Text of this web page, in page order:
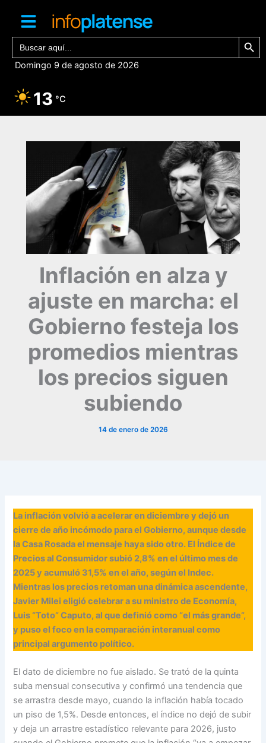
contenido
Buscar: Botón de
Domingo 9 de agosto de 2026
13 °C
Inflación en alza y
ajuste en marcha: el
Gobierno festeja los
promedios mientras
los precios siguen
subiendo
14 de enero de 2026
La inflación volvió a acelerar en diciembre y dejó un
cierre de año incómodo para el Gobierno, aunque desde
la Casa Rosada el mensaje haya sido otro. El Índice de
Precios al Consumidor subió 2,8% en el último mes de
2025 y acumuló 31,5% en el año, según el Indec.
Mientras los precios retoman una dinámica ascendente,
Javier Milei eligió celebrar a su ministro de Economía,
Luis “Toto” Caputo, al que definió como “el más grande”,
y puso el foco en la comparación interanual como
principal argumento político.
El dato de diciembre no fue aislado. Se trató de la quinta
suba mensual consecutiva y confirmó una tendencia que
se arrastra desde mayo, cuando la inflación había tocado
un piso de 1,5%. Desde entonces, el índice no dejó de subir
y deja un arrastre estadístico relevante para 2026, justo